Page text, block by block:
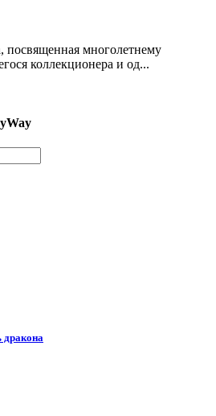
посвященная многолетнему
коллекционера и од...
дракона